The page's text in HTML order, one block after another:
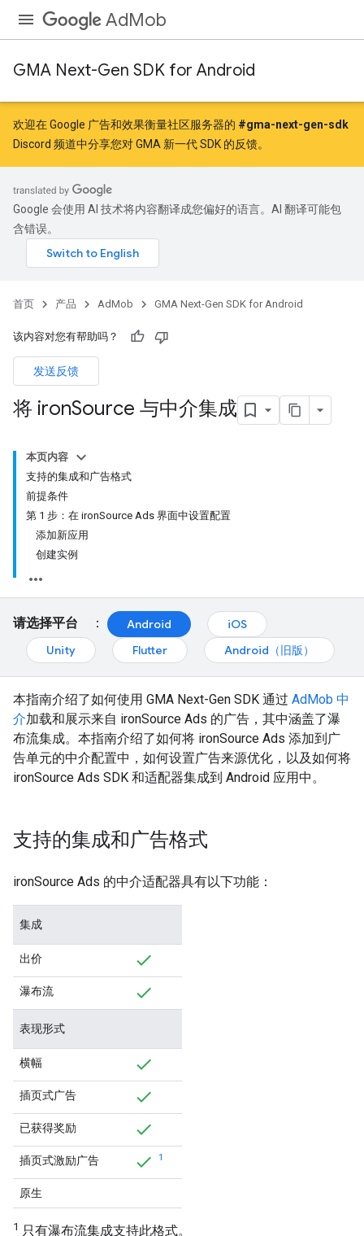
AdMob
GMA Next-Gen SDK for Android
欢迎在 Google 广告和效果衡量社区服务器的 #gma-next-gen-sdk
Discord 频道中分享您对 GMA 新一代 SDK 的反馈。
Google 会使用 AI 技术将内容翻译成您偏好的语言。AI 翻译可能包
含错误。
首页 产品 AdMob GMA Next-Gen SDK for Android
该内容对您有帮助吗？
发送反馈
将 ironSource 与中介集成
本页内容
支持的集成和广告格式
前提条件
第 1 步：在 ironSource Ads 界面中设置配置
添加新应用
创建实例
请选择平台 ： Android
iOS
Unity
Flutter Android（旧版）
本指南介绍了如何使用 GMA Next-Gen SDK 通过 AdMob 中
介加载和展示来自 ironSource Ads 的广告，其中涵盖了瀑
布流集成。本指南介绍了如何将 ironSource Ads 添加到广
告单元的中介配置中，如何设置广告来源优化，以及如何将
ironSource Ads SDK 和适配器集成到 Android 应用中。
支持的集成和广告格式
ironSource Ads 的中介适配器具有以下功能：
集成
出价
瀑布流
表现形式
横幅
插页式广告
已获得奖励
插页式激励广告 1
原生
1 只有瀑布流集成支持此格式。